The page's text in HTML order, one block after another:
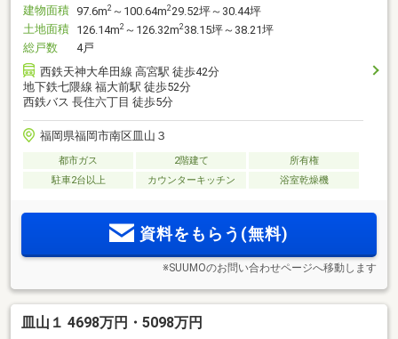
建物面積 97.6m2 ～100.64m2 29.52坪～30.44坪
土地面積 126.14m2 ～126.32m2 38.15坪～38.21坪
総戸数
4戸
西鉄天神大牟田線 高宮駅 徒歩42分
地下鉄七隈線 福大前駅 徒歩52分
西鉄バス 長住六丁目 徒歩5分
福岡県福岡市南区皿山３
都市ガス 2階建て
所有権
駐車2台以上
カウンターキッチン 浴室乾燥機
資料をもらう(無料)
※SUUMOのお問い合わせページへ移動します
皿山１ 4698万円・5098万円